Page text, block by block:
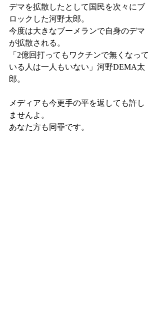
デマを拡散したとして国民を次々にブ
ロックした河野太郎。
今度は大きなブーメランで自身のデマ
が拡散される。
「2億回打ってもワクチンで無くなって
いる人は一人もいない」河野DEMA太
郎。
メディアも今更手の平を返しても許し
ませんよ。
あなた方も同罪です。